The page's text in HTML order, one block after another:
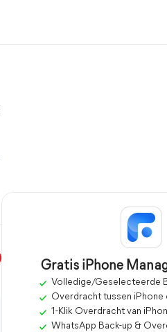
Gratis iPhone
Volledige/Geselecteerde
Overdracht tussen iPhone
1-Klik Overdracht van
WhatsApp Back-up &